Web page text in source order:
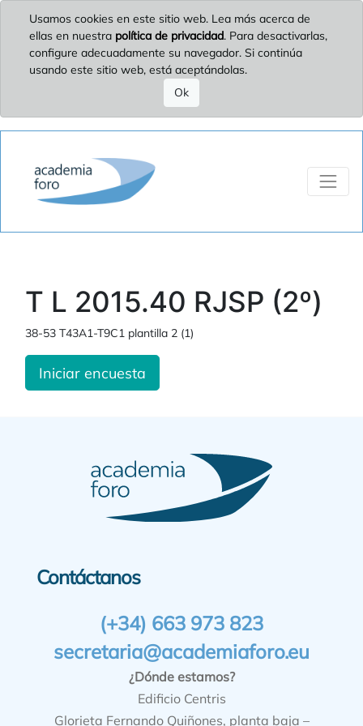
Usamos cookies en este sitio web. Lea más acerca de
ellas en nuestra política de privacidad. Para desactivarlas,
configure adecuadamente su navegador. Si continúa
usando este sitio web, está aceptándolas.
Ok
T L 2015.40 RJSP (2º)
38-53 T43A1-T9C1 plantilla 2 (1)
Iniciar encuesta
Contáctanos
(+34) 663 973 823
secretaria@academiaforo.eu
¿Dónde estamos?
Edificio Centris
Glorieta Fernando Quiñones, planta baja –